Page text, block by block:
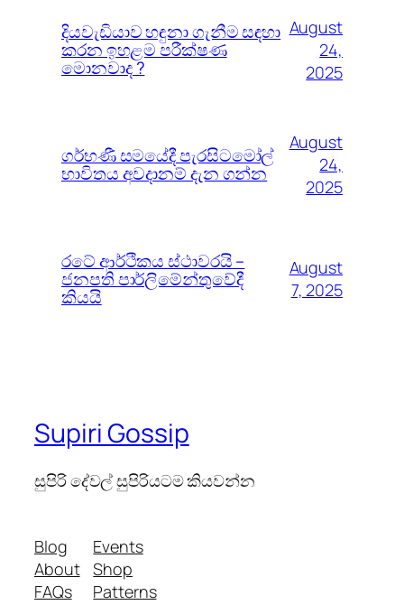
දියවැඩියාව හඳුනා ගැනීම සඳහා
කරන ඉහළම පරීක්ෂණ
මොනවාද ?
August
24,
2025
ගර්භණී සමයේදී පැරසිටමෝල්
භාවිතය අවදානම් දැන ගන්න
August
24,
2025
රටේ ආර්ථිකය ස්ථාවරයි –
ජනපති පාර්ලිමේන්තුවේදී
කියයි
August
7, 2025
Supiri Gossip
සුපිරි දේවල් සුපිරියටම කියවන්න
Blog
About
FAQs
Events
Shop
Patterns